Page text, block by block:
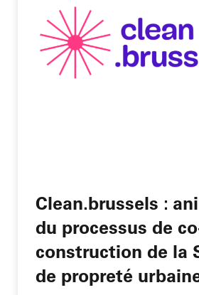
Clean.brussels :
du processus de
construction de la
de propreté